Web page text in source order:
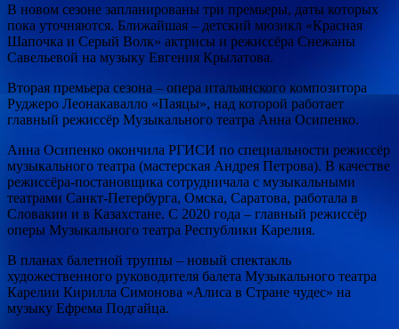
В новом сезоне запланированы три премьеры, даты которых
пока уточняются. Ближайшая – детский мюзикл «Красная
Шапочка и Серый Волк» актрисы и режиссёра Снежаны
Савельевой на музыку Евгения Крылатова.
Вторая премьера сезона – опера итальянского композитора
Руджеро Леонакавалло «Паяцы», над которой работает
главный режиссёр Музыкального театра Анна Осипенко.
Анна Осипенко окончила РГИСИ по специальности режиссёр
музыкального театра (мастерская Андрея Петрова). В качестве
режиссёра-постановщика сотрудничала с музыкальными
театрами Санкт-Петербурга, Омска, Саратова, работала в
Словакии и в Казахстане. С 2020 года – главный режиссёр
оперы Музыкального театра Республики Карелия.
В планах балетной труппы – новый спектакль
художественного руководителя балета Музыкального театра
Карелии Кирилла Симонова «Алиса в Стране чудес» на
музыку Ефрема Подгайца.